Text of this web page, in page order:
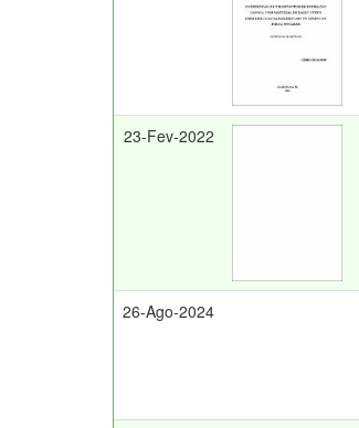
23-Fev-2022
26-Ago-2024